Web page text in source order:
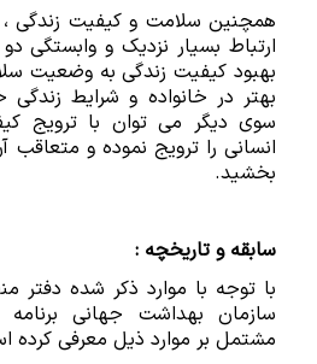
همچنین سلامت و کیفیت زندگی
ارتباط بسیار نزدیک و وابستگی
بهبود کیفیت زندگی به وضعیت
بهتر در خانواده و شرایط زندگی
سوی دیگر می توان با ترویج
انسانی را ترویج نموده و
بخشید.
سابقه و تاریخچه :
با توجه با موارد ذکر شده دفتر
سازمان بهداشت جهانی برنامه
مشتمل بر موارد ذیل معرفی کرده